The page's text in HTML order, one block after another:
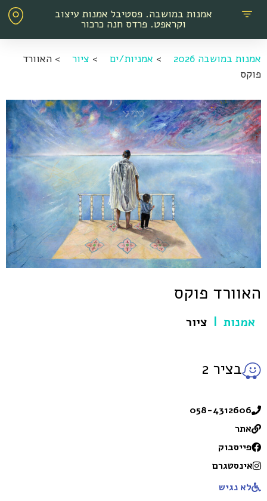
אמנות במושבה. פסטיבל אמנות עיצוב
וקראפט. פרדס חנה כרכור
אמנות במושבה 2026 > אמניות/ים > ציור > האוורד
פוקס
האוורד פוקס
אמנות | ציור
בציר 2
058-4312606
אתר
פייסבוק
אינסטגרם
לא נגיש